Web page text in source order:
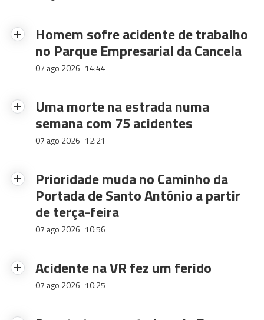
Homem sofre acidente de trabalho
no Parque Empresarial da Cancela
07 ago 2026 14:44
Uma morte na estrada numa
semana com 75 acidentes
07 ago 2026 12:21
Prioridade muda no Caminho da
Portada de Santo António a partir
de terça-feira
07 ago 2026 10:56
Acidente na VR fez um ferido
07 ago 2026 10:25